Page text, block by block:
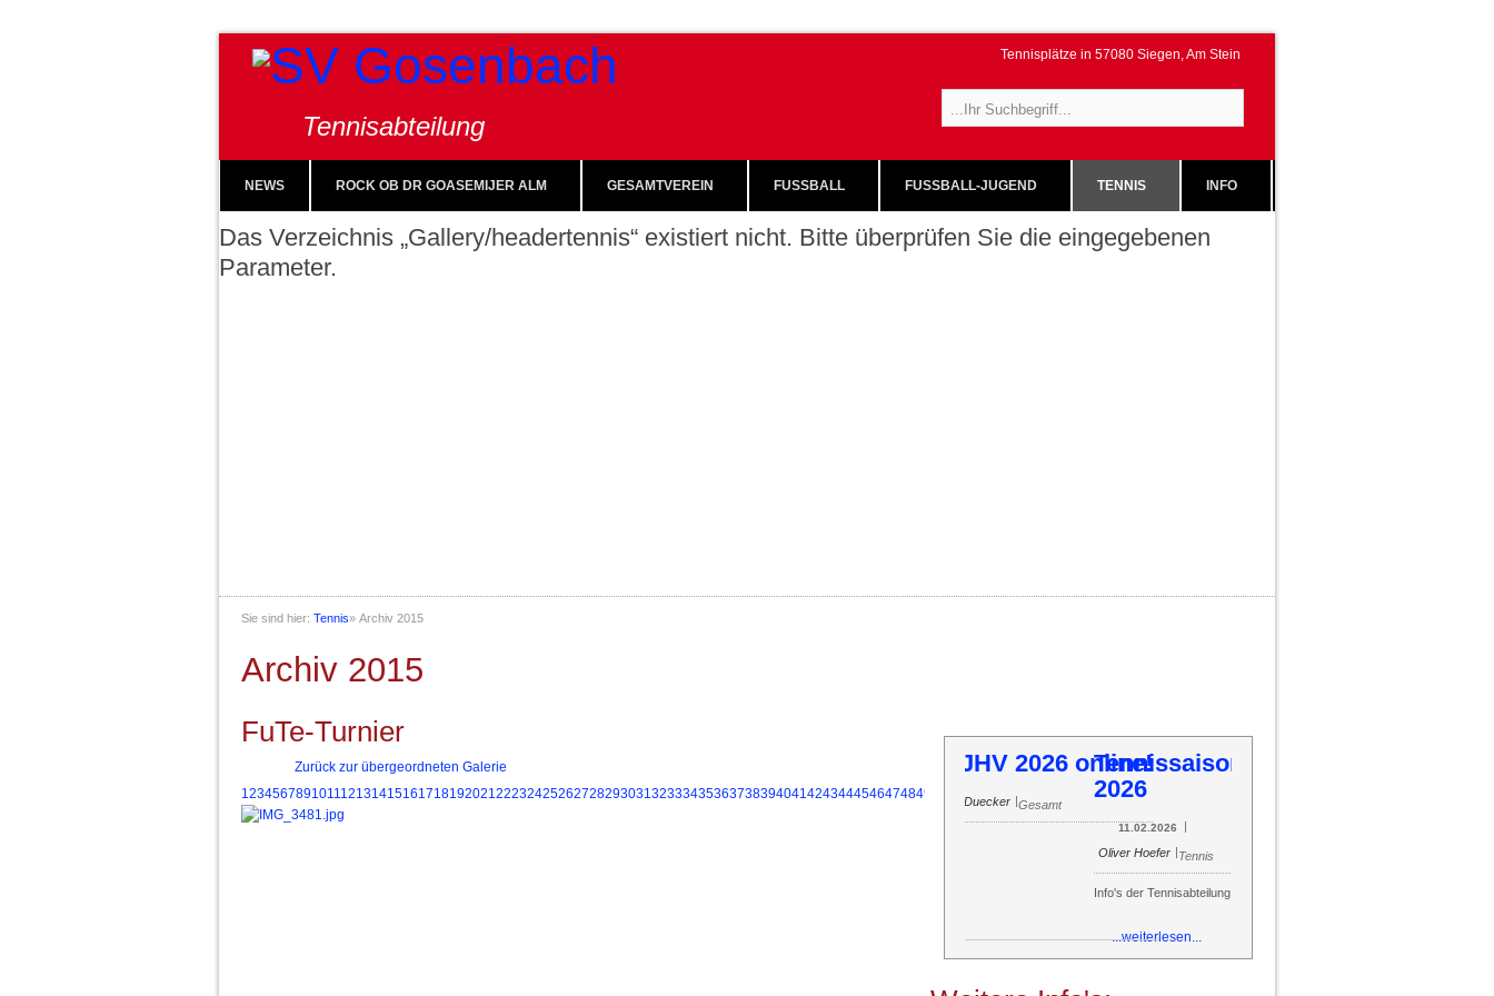
Tennisabteilung
Tennisplätze in 57080 Siegen, Am Stein
NEWS ROCK OB DR GOASEMIJER ALM GESAMTVEREIN FUSSBALL FUSSBALL-JUGEND TENNIS INFO
Das Verzeichnis „Gallery/headertennis“ existiert nicht. Bitte überprüfen Sie die eingegebenen
Parameter.
Sie sind hier: Tennis» Archiv 2015
Archiv 2015
FuTe-Turnier
Zurück zur übergeordneten Galerie
12345678910111213141516171819202122232425262728293031323334353637383940414243444546474849 52 54 55 60616263
Tennissaison 2026
11.02.2026